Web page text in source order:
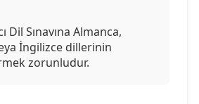
Dil Sınavına Almanca,
İngilizce dillerinin
zorunludur.